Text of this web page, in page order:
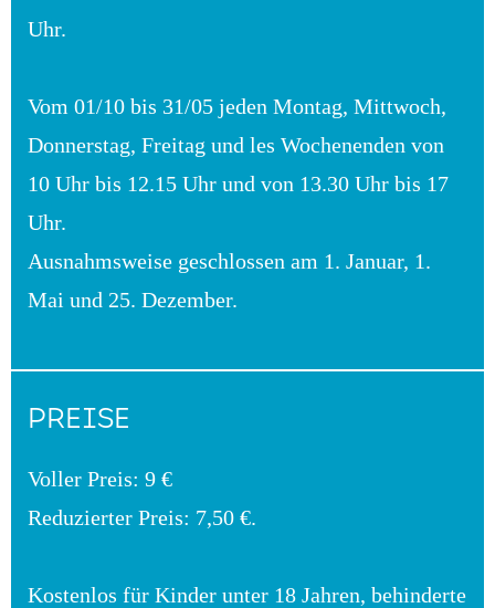
Uhr.
Vom 01/10 bis 31/05 jeden Montag, Mittwoch,
Donnerstag, Freitag und les Wochenenden von
10 Uhr bis 12.15 Uhr und von 13.30 Uhr bis 17
Uhr.
Ausnahmsweise geschlossen am 1. Januar, 1.
Mai und 25. Dezember.
PREISE
Voller Preis: 9 €
Reduzierter Preis: 7,50 €.
Kostenlos für Kinder unter 18 Jahren, behinderte